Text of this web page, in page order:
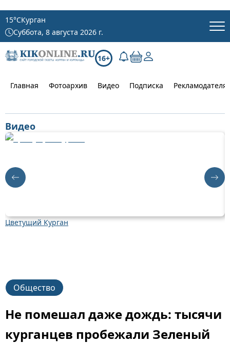
15°CКурган
Суббота, 8 августа 2026 г.
16+
Главная Фотоархив Видео Подписка
Видео
Цветущий Курган
Общество
Не помешал даже дождь: тысячи
курганцев пробежали Зеленый